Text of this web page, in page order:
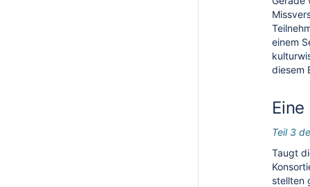
einem
diesem
Teil 3
Taugt
stellten